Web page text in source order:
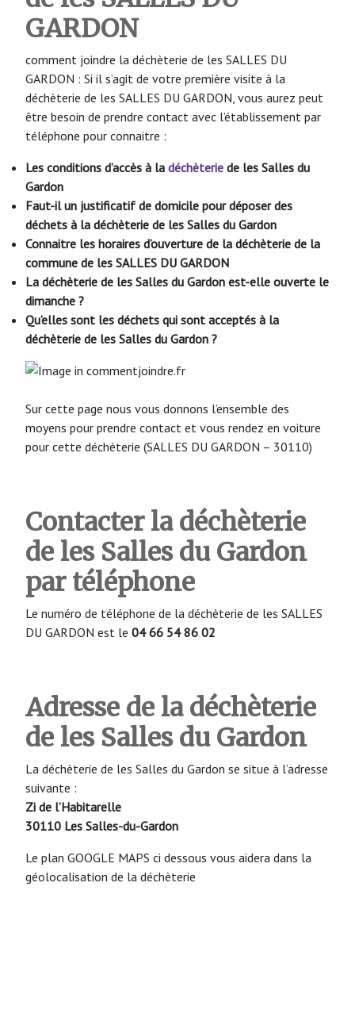
GARDON
comment joindre la déchèterie de les SALLES DU
GARDON : Si il s’agit de votre première visite à la
déchèterie de les SALLES DU GARDON, vous aurez peut
être besoin de prendre contact avec l’établissement par
téléphone pour connaitre :
Les conditions d’accès à la déchèterie de les Salles du
Gardon
Faut-il un justificatif de domicile pour déposer des
déchets à la déchèterie de les Salles du Gardon
Connaitre les horaires d’ouverture de la déchèterie de la
commune de les SALLES DU GARDON
La déchèterie de les Salles du Gardon est-elle ouverte le
dimanche ?
Qu’elles sont les déchets qui sont acceptés à la
déchèterie de les Salles du Gardon ?
Sur cette page nous vous donnons l’ensemble des
moyens pour prendre contact et vous rendez en voiture
pour cette déchèterie (SALLES DU GARDON – 30110)
Contacter la déchèterie
de les Salles du Gardon
par téléphone
Le numéro de téléphone de la déchèterie de les SALLES
DU GARDON est le 04 66 54 86 02
Adresse de la déchèterie
de les Salles du Gardon
La déchèterie de les Salles du Gardon se situe à l’adresse
suivante :
Zi de l’Habitarelle
30110 Les Salles-du-Gardon
Le plan GOOGLE MAPS ci dessous vous aidera dans la
géolocalisation de la déchèterie